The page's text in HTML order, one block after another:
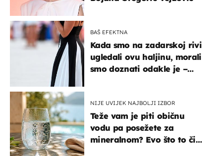
BAŠ EFEKTNA
Kada smo na zadarskoj rivi
ugledali ovu haljinu, morali
smo doznati odakle je –
NIJE UVIJEK NAJBOLJI IZBOR
Teže vam je piti običnu
vodu pa posežete za
mineralnom? Evo što to čini